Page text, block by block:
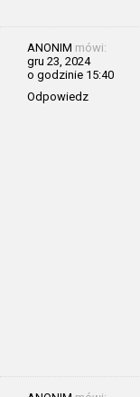
ANONIM mówi:
gru 23, 2024
o godzinie 15:40
Odpowiedz